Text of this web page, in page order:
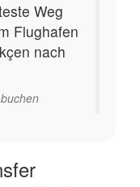
Weg
Flughafen
nach